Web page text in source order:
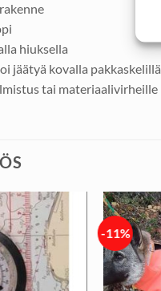
hiuksella
jäätyä kovalla pakkaskelillä
tai materiaalivirheille
-11%